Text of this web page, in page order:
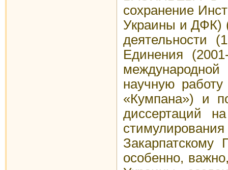
сохранение
Украины и ДФК)
деятельности
Единения
научную
«Кумпана») и
диссертаций
особенно,